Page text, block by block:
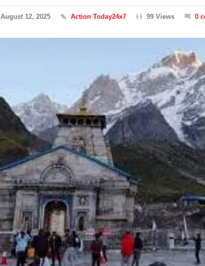
August 12, 2025 Action Today24x7 99 Views 0